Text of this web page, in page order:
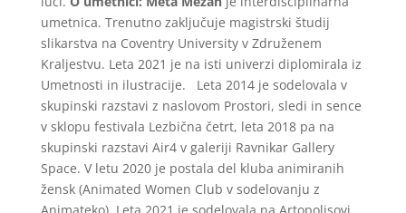
umetnica. Trenutno zaključuje magistrski študij
slikarstva na Coventry University v Združenem
Kraljestvu. Leta 2021 je na isti univerzi diplomirala iz
Umetnosti in ilustracije.
Leta 2014 je sodelovala v
skupinski razstavi z naslovom Prostori, sledi in sence
v sklopu festivala Lezbična četrt, leta 2018 pa na
skupinski razstavi Air4 v galeriji Ravnikar Gallery
Space. V letu 2020 je postala del kluba animiranih
žensk (Animated Women Club v sodelovanju z